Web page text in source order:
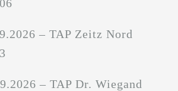
– TAP Zeitz Nord
– TAP Dr. Wiegand